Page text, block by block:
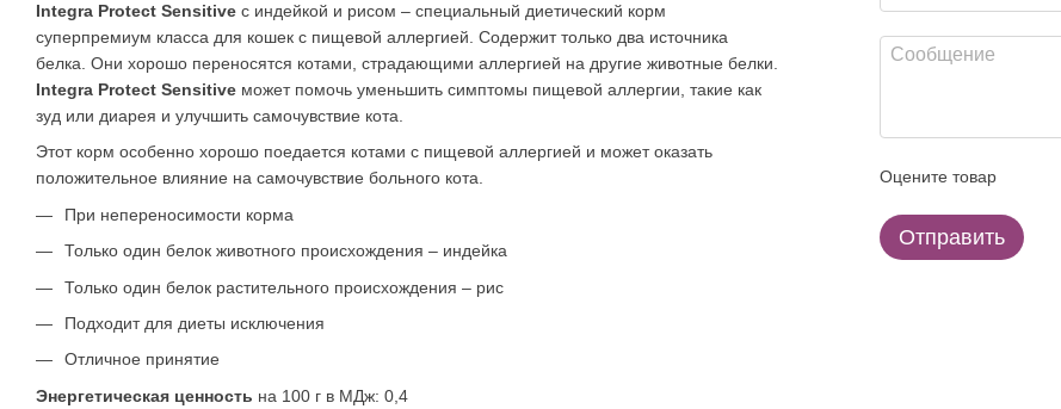
Integra Protect Sensitive с индейкой и рисом – специальный диетический корм
суперпремиум класса для кошек с пищевой аллергией. Содержит только два источника
белка. Они хорошо переносятся котами, страдающими аллергией на другие животные белки.
Integra Protect Sensitive может помочь уменьшить симптомы пищевой аллергии, такие как
зуд или диарея и улучшить самочувствие кота.
Этот корм особенно хорошо поедается котами с пищевой аллергией и может оказать
положительное влияние на самочувствие больного кота.
При непереносимости корма
Только один белок животного происхождения – индейка
Только один белок растительного происхождения – рис
Подходит для диеты исключения
Отличное принятие
Энергетическая ценность на 100 г в МДж: 0,4
Оцените товар
Отправить